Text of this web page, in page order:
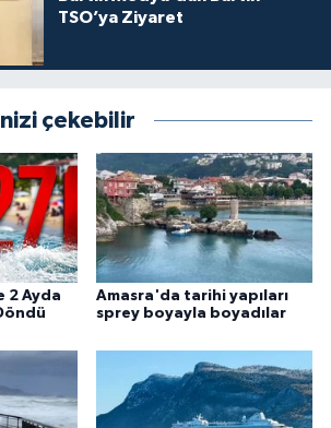
TSO’ya Ziyaret
çekebilir
2 Ayda
Amasra'da tarihi yapıları
sprey boyayla boyadılar